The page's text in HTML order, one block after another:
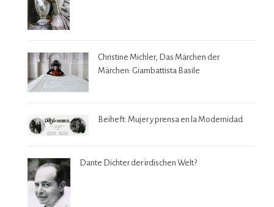
Christine Michler, Das Märchen der
Märchen: Giambattista Basile
Beiheft: Mujer y prensa en la Modernidad
Dante Dichter der irdischen Welt?